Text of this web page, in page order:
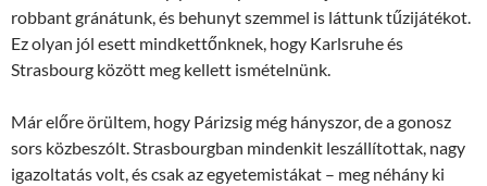
robbant gránátunk, és behunyt szemmel is láttunk tűzijátékot.
Ez olyan jól esett mindkettőnknek, hogy Karlsruhe és
Strasbourg között meg kellett ismételnünk.
Már előre örültem, hogy Párizsig még hányszor, de a gonosz
sors közbeszólt. Strasbourgban mindenkit leszállítottak, nagy
igazoltatás volt, és csak az egyetemistákat – meg néhány ki